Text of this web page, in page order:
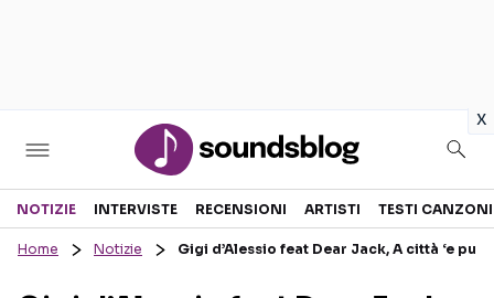
x
Sezioni
NOTIZIE INTERVISTE RECENSIONI ARTISTI TESTI CANZONI
Home Notizie Gigi d’Alessio feat Dear Jack, A città ‘e